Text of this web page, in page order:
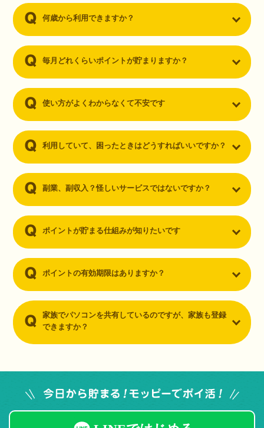
何歳から利用できますか？
毎月どれくらいポイントが貯まりますか？
使い方がよくわからなくて不安です
利用していて、困ったときはどうすればいいですか？
副業、副収入？怪しいサービスではないですか？
ポイントが貯まる仕組みが知りたいです
ポイントの有効期限はありますか？
家族でパソコンを共有しているのですが、家族も登録
できますか？